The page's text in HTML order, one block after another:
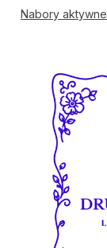
Nabory aktywne